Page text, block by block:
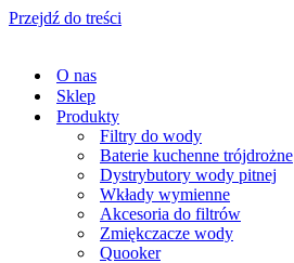
Przejdź do treści
O nas
Sklep
Produkty
Filtry do wody
Baterie kuchenne trójdrożne
Dystrybutory wody pitnej
Wkłady wymienne
Akcesoria do filtrów
Zmiękczacze wody
Quooker